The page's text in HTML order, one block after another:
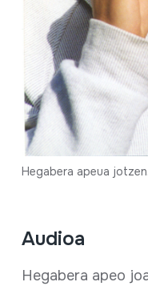
Hegabera apeua
Audioa
Hegabera apeo